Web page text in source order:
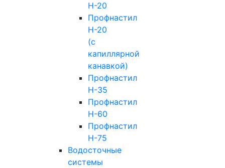
Н-20
Профнастил
Н-20
(с
капиллярной
канавкой)
Профнастил
Н-35
Профнастил
Н-60
Профнастил
Н-75
Водосточные
системы